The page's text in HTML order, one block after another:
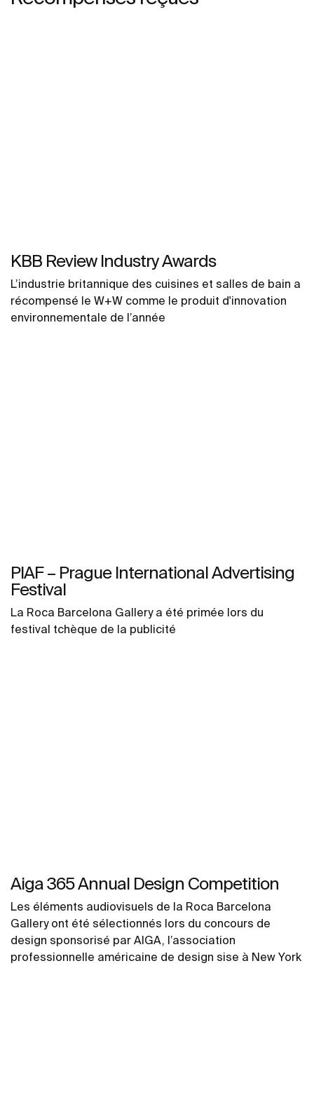
KBB Review Industry Awards
L’industrie britannique des cuisines et salles de bain a
récompensé le W+W comme le produit d'innovation
environnementale de l’année
PIAF – Prague International Advertising
Festival
La Roca Barcelona Gallery a été primée lors du
festival tchèque de la publicité
Aiga 365 Annual Design Competition
Les éléments audiovisuels de la Roca Barcelona
Gallery ont été sélectionnés lors du concours de
design sponsorisé par AIGA, l’association
professionnelle américaine de design sise à New York